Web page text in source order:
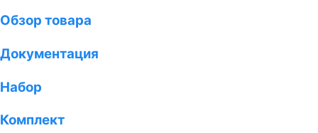
Обзор товара
Документация
Набор
Комплект